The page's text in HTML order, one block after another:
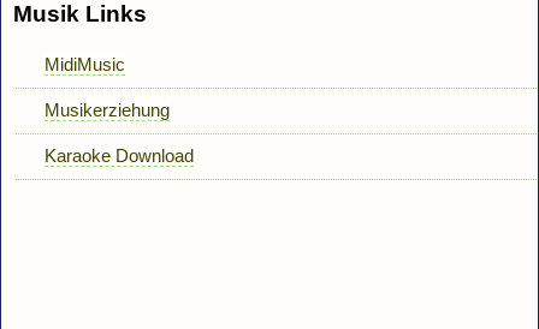
Musik Links
MidiMusic
Musikerziehung
Karaoke Download